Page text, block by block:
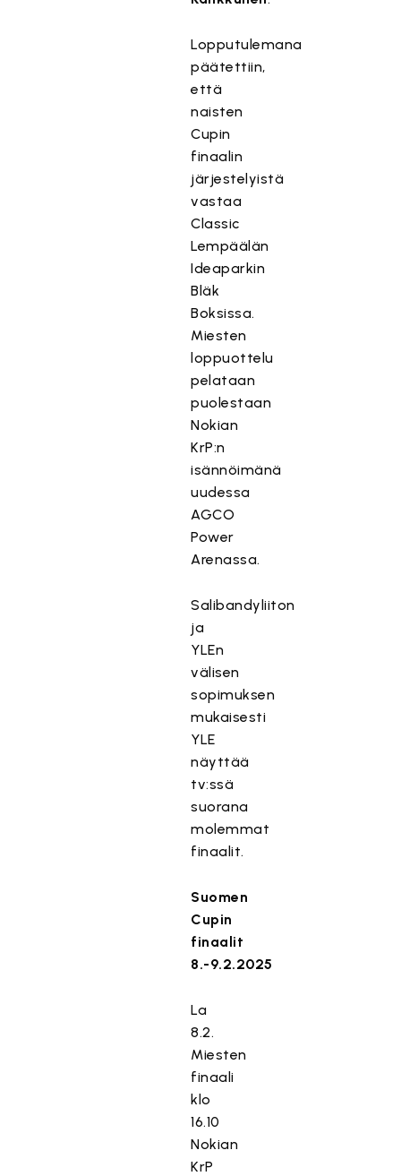
Lopputulemana
päätettiin,
että
naisten
Cupin
finaalin
järjestelyistä
vastaa
Classic
Lempäälän
Ideaparkin
Bläk
Boksissa.
Miesten
loppuottelu
pelataan
puolestaan
Nokian
KrP:n
isännöimänä
uudessa
AGCO
Power
Arenassa.
Salibandyliiton
ja
YLEn
välisen
sopimuksen
mukaisesti
YLE
näyttää
tv:ssä
suorana
molemmat
finaalit.
Suomen
Cupin
finaalit
8.-9.2.2025
La
8.2.
Miesten
finaali
klo
16.10
Nokian
KrP